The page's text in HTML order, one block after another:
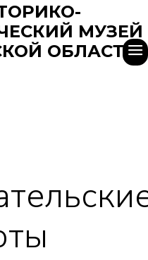
МУЗЕЙ
ОБЛАСТИ